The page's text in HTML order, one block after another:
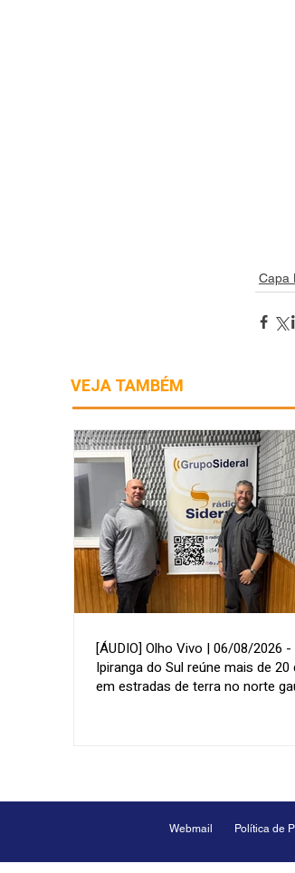
Capa
VEJA TAMBÉM
[ÁUDIO] Olho Vivo | 06/08/2026 -
Ipiranga do Sul reúne mais de 20
em estradas de terra no norte
Webmail Política de